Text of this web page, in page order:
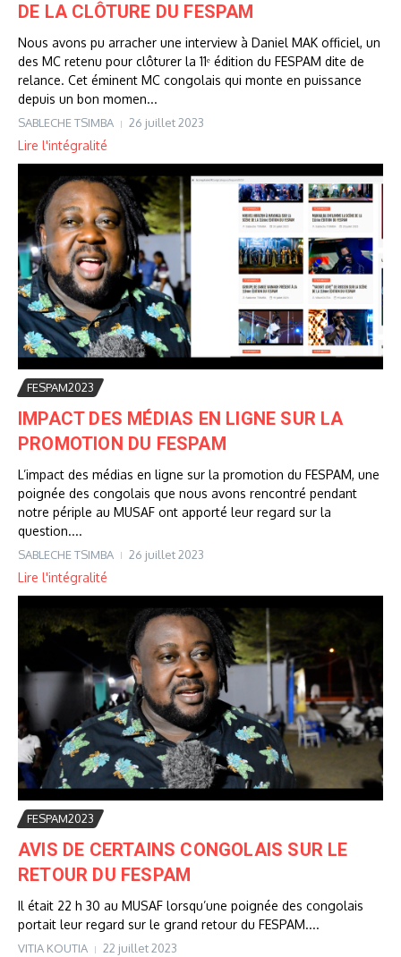
DE LA CLÔTURE DU FESPAM
Nous avons pu arracher une interview à Daniel MAK officiel, un
des MC retenu pour clôturer la 11ᵉ édition du FESPAM dite de
relance. Cet éminent MC congolais qui monte en puissance
depuis un bon momen...
SABLECHE TSIMBA 26 juillet 2023
Lire l'intégralité
FESPAM2023
IMPACT DES MÉDIAS EN LIGNE SUR LA
PROMOTION DU FESPAM
L’impact des médias en ligne sur la promotion du FESPAM, une
poignée des congolais que nous avons rencontré pendant
notre périple au MUSAF ont apporté leur regard sur la
question....
SABLECHE TSIMBA 26 juillet 2023
Lire l'intégralité
FESPAM2023
AVIS DE CERTAINS CONGOLAIS SUR LE
RETOUR DU FESPAM
Il était 22 h 30 au MUSAF lorsqu’une poignée des congolais
portait leur regard sur le grand retour du FESPAM....
VITIA KOUTIA 22 juillet 2023